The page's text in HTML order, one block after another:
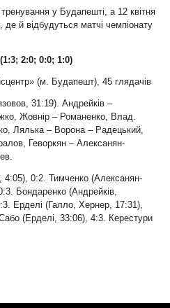
у Будапешті, а 12 квітня
й відбудуться матчі чемпіонату
2:0; 0:0; 1:0)
(м. Будапешт), 45 глядачів
31:19). Андрейків –
Жовнір – Романенко, Влад.
Лялька – Ворона – Радецький,
Геворкян – Алексанян-
4:05), 0:2. Тимченко (Алексанян-
Бондаренко (Андрейків,
Ерделі (Галло, Хернер, 17:31),
(Ерделі, 33:06), 4:3. Керестури